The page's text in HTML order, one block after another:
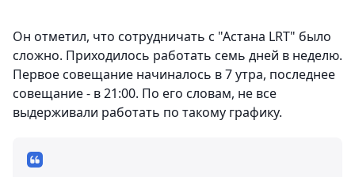
Он отметил, что сотрудничать с "Астана LRT" было
сложно. Приходилось работать семь дней в неделю.
Первое совещание начиналось в 7 утра, последнее
совещание - в 21:00. По его словам, не все
выдерживали работать по такому графику.